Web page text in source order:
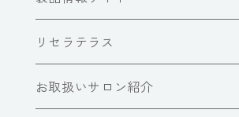
リセラテラス
お取扱いサロン紹介